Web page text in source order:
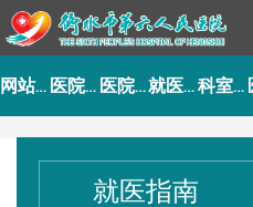
网站首页 医院概况 医院动态 就医指南 科室导航
就医指南